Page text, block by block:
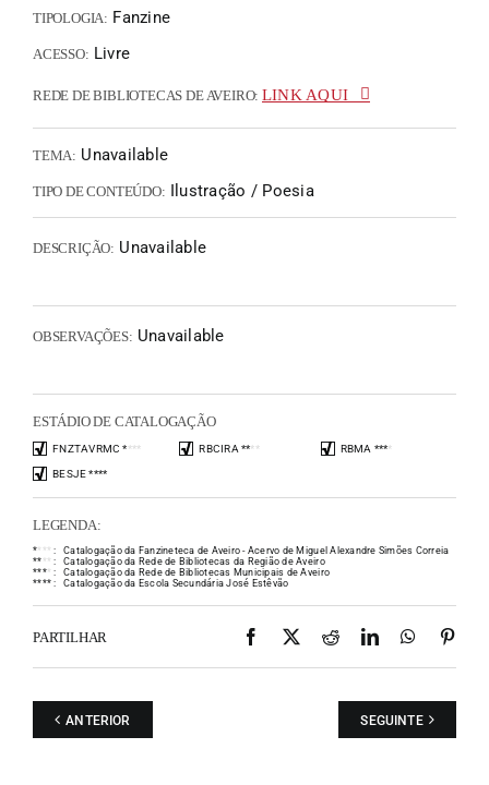
TIPOLOGIA: Fanzine
ACESSO: Livre
REDE DE BIBLIOTECAS DE AVEIRO: LINK AQUI
TEMA: Unavailable
TIPO DE CONTEÚDO: Ilustração / Poesia
DESCRIÇÃO: Unavailable
OBSERVAÇÕES: Unavailable
ESTÁDIO DE CATALOGAÇÃO
FNZTAVRMC **** RBCIRA **** RBMA ****
BESJE ****
LEGENDA:
** * * :
Catalogação da Fanzineteca de Aveiro - Acervo de Miguel Alexandre Simões Correia
** * * :
Catalogação da Rede de Bibliotecas da Região de Aveiro
**** :
Catalogação da Rede de Bibliotecas Municipais de Aveiro
**** : Catalogação da Escola Secundária José Estêvão
PARTILHAR Facebook
X RedditLinkedIn
ANTERIOR SEGUINTE